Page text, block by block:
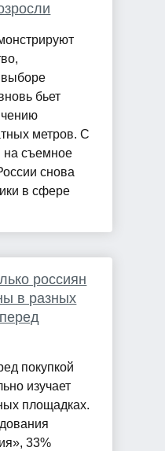
выборе
бьет
метров. С
на съемное
снова
в сфере
россиян
в разных
покупкой
изучает
площадках.
33%